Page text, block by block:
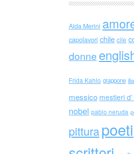
Alda Merini
capolavori chile cile
donne
Frida Kahlo giappone
messico mestieri
nobel pablo neruda
pitturapoeti